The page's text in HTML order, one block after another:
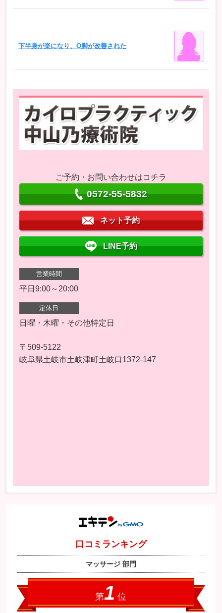
下半身が楽になり、O脚が改善された
ご予約・お問い合わせはコチラ
0572-55-5832
ネット予約
LINE予約
営業時間
平日9:00～20:00
定休日
日曜・木曜・その他特定日
〒509-5122
岐阜県土岐市土岐津町土岐口1372-147